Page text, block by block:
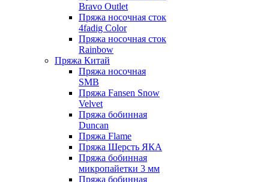
Bravo Outlet
Пряжа носочная сток
4fadig Color
Пряжа носочная сток
Rainbow
Пряжа Китай
Пряжа носочная
SMB
Пряжа Fansen Snow
Velvet
Пряжа бобинная
Duncan
Пряжа Flame
Пряжа Шерсть ЯКА
Пряжа бобинная
микропайетки 3 мм
Пряжа бобинная